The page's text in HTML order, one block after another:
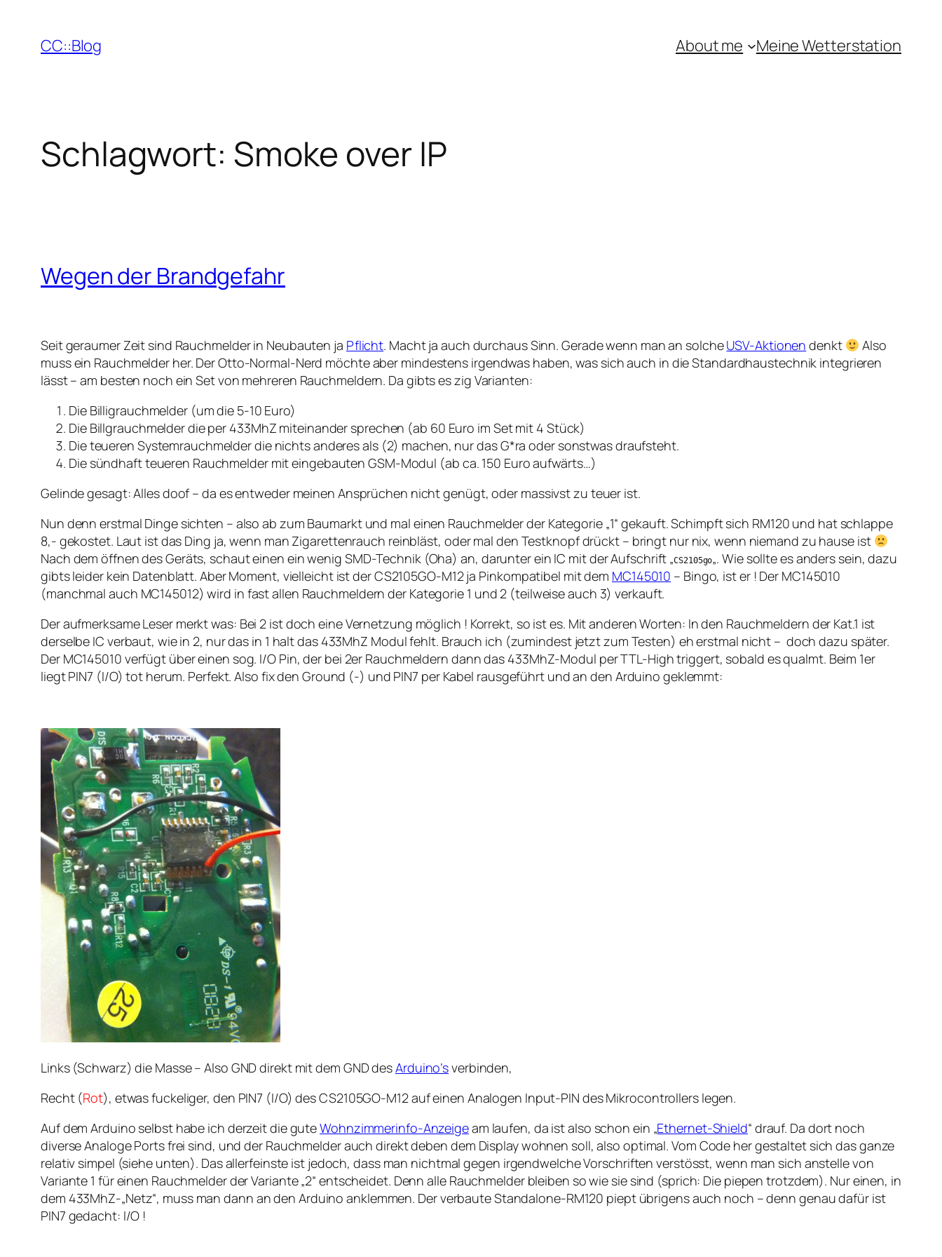
Inhalt
springen
CC::Blog About me Meine Wetterstation
Schlagwort: Smoke over IP
Wegen der Brandgefahr
Seit geraumer Zeit sind Rauchmelder in Neubauten ja Pflicht. Macht ja auch durchaus Sinn. Gerade wenn man an solcheUSV-Aktionen denkt
Also
muss ein Rauchmelder her. Der Otto-Normal-Nerd möchte aber mindestens irgendwas haben, was sich auch in die Standardhaustechnik integrieren
lässt – am besten noch ein Set von mehreren Rauchmeldern. Da gibts es zig Varianten:
Die Billigrauchmelder (um die 5-10 Euro)
Die Billgrauchmelder die per 433MhZ miteinander sprechen (ab 60 Euro im Set mit 4 Stück)
Die teueren Systemrauchmelder die nichts anderes als (2) machen, nur das G*ra oder sonstwas draufsteht.
Die sündhaft teueren Rauchmelder mit eingebauten GSM-Modul (ab ca. 150 Euro aufwärts…)
Gelinde gesagt: Alles doof – da es entweder meinen Ansprüchen nicht genügt, oder massivst zu teuer ist.
Nun denn erstmal Dinge sichten – also ab zum Baumarkt und mal einen Rauchmelder der Kategorie „1“ gekauft. Schimpft sich RM120 und hat schlappe
8,- gekostet. Laut ist das Ding ja, wenn man Zigarettenrauch reinbläst, oder mal den Testknopf drückt – bringt nur nix, wenn niemand zu hause ist
Nach dem öffnen des Geräts, schaut einen ein wenig SMD-Technik (Oha) an, darunter ein IC mit der Aufschrift „CS2105go„. Wie sollte es anders sein, dazu
gibts leider kein Datenblatt. Aber Moment, vielleicht ist der CS2105GO-M12 ja Pinkompatibel mit dem MC145010 – Bingo, ist er ! Der MC145010
(manchmal auch MC145012) wird in fast allen Rauchmeldern der Kategorie 1 und 2 (teilweise auch 3) verkauft.
Der aufmerksame Leser merkt was: Bei 2 ist doch eine Vernetzung möglich ! Korrekt, so ist es. Mit anderen Worten: In den Rauchmeldern der Kat.1 ist
derselbe IC verbaut, wie in 2, nur das in 1 halt das 433MhZ Modul fehlt. Brauch ich (zumindest jetzt zum Testen) eh erstmal nicht – doch dazu später.
Der MC145010 verfügt über einen sog. I/O Pin, der bei 2er Rauchmeldern dann das 433MhZ-Modul per TTL-High triggert, sobald es qualmt. Beim 1er
liegt PIN7 (I/O) tot herum. Perfekt. Also fix den Ground (-) und PIN7 per Kabel rausgeführt und an den Arduino geklemmt:
Links (Schwarz) die Masse – Also GND direkt mit dem GND desArduino’sverbinden,
Recht (Rot), etwas fuckeliger, den PIN7 (I/O) des CS2105GO-M12 auf einen Analogen Input-PIN des Mikrocontrollers legen.
Auf dem Arduino selbst habe ich derzeit die guteWohnzimmerinfo-Anzeigeam laufen, da ist also schon ein „Ethernet-Shield“ drauf. Da dort noch
diverse Analoge Ports frei sind, und der Rauchmelder auch direkt deben dem Display wohnen soll, also optimal. Vom Code her gestaltet sich das ganze
relativ simpel (siehe unten). Das allerfeinste ist jedoch, dass man nichtmal gegen irgendwelche Vorschriften verstösst, wenn man sich anstelle von
Variante 1 für einen Rauchmelder der Variante „2“ entscheidet. Denn alle Rauchmelder bleiben so wie sie sind (sprich: Die piepen trotzdem). Nur einen, in
dem 433MhZ-„Netz“, muss man dann an den Arduino anklemmen. Der verbaute Standalone-RM120 piept übrigens auch noch – denn genau dafür ist
PIN7 gedacht: I/O !